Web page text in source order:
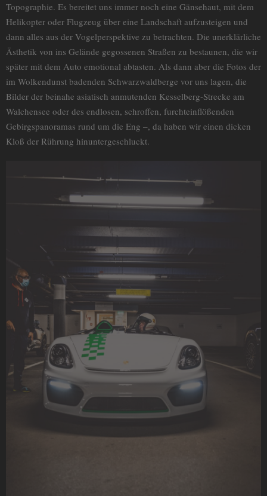
Topographie. Es bereitet uns immer noch eine Gänsehaut, mit dem
Helikopter oder Flugzeug über eine Landschaft aufzusteigen und
dann alles aus der Vogelperspektive zu betrachten. Die unerklärliche
Ästhetik von ins Gelände gegossenen Straßen zu bestaunen, die wir
später mit dem Auto emotional abtasten. Als dann aber die Fotos der
im Wolkendunst badenden Schwarzwaldberge vor uns lagen, die
Bilder der beinahe asiatisch anmutenden Kesselberg-Strecke am
Walchensee oder des endlosen, schroffen, furchteinflößenden
Gebirgspanoramas rund um die Eng –, da haben wir einen dicken
Kloß der Rührung hinuntergeschluckt.